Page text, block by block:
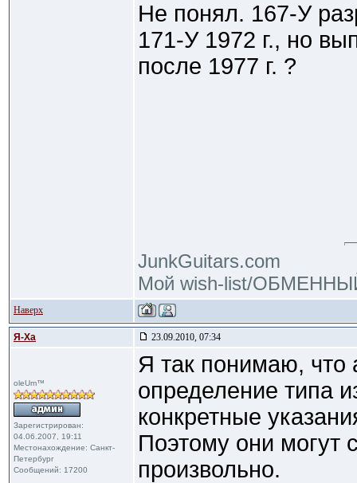
Не понял. 167-У
171-У 1972 г., но
после 1977 г. ?
JunkGuitars.com
Мой wish-list/
Наверх
Я-Ха 23.09.2010, 07:34
oleUm™
Зарегистрирован:
04.06.2007, 19:11
Местонахождение: Санкт-
Петербург
Сообщений: 17200
Я так понимаю, что
определение типа
конкретные
Поэтому они могут
произвольно.